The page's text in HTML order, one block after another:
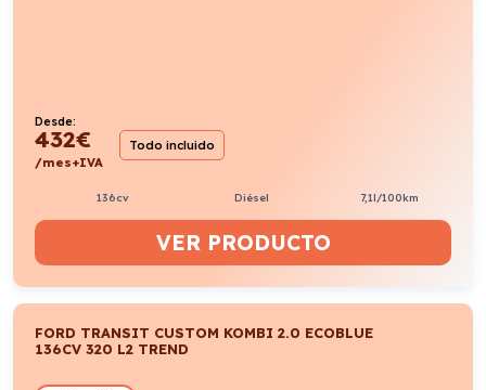
Desde:
432€
/mes+IVA
Todo incluido
136cv Diésel 7,1l/100km
VER PRODUCTO
FORD TRANSIT CUSTOM KOMBI 2.0 ECOBLUE
136CV 320 L2 TREND